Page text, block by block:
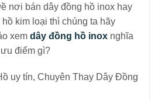
nơi bán dây đồng hồ inox hay
kim loại thì chúng ta hãy
xem dây đồng hồ inox nghĩa
điểm gì?